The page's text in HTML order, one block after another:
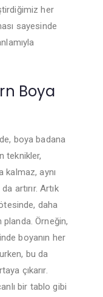
her
sayesinde
Boya
boya badana
teknikler,
kalmaz, aynı
artırır. Artık
daha
Örneğin,
boyanın her
bu da
çıkarır.
bir tablo gibi